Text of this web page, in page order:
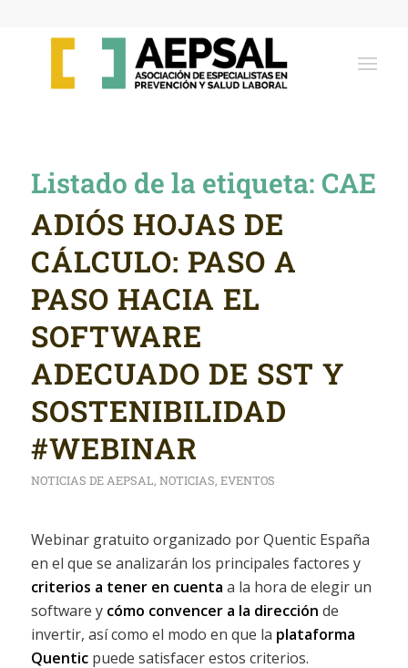
Listado de la etiqueta: CAE
ADIÓS HOJAS DE
CÁLCULO: PASO A
PASO HACIA EL
SOFTWARE
ADECUADO DE SST Y
SOSTENIBILIDAD
#WEBINAR
NOTICIAS DE AEPSAL, NOTICIAS, EVENTOS
Webinar gratuito organizado por Quentic España
en el que se analizarán los principales factores y
criterios a tener en cuenta a la hora de elegir un
software y cómo convencer a la dirección de
invertir, así como el modo en que la plataforma
Quenticpuede satisfacer estos criterios.